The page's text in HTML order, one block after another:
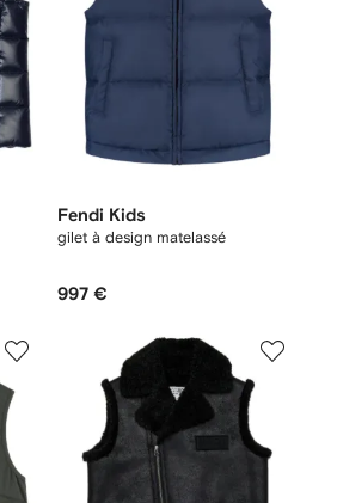
Fendi Kids
gilet à design matelassé
997 €